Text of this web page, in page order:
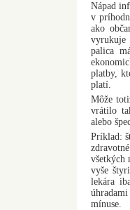
Nápad
v
ako
vyrukuje
palica
platby,
platí.
Môže
vrátilo
alebo
Príklad:
všetkých
vyše
lekára
mínuse.